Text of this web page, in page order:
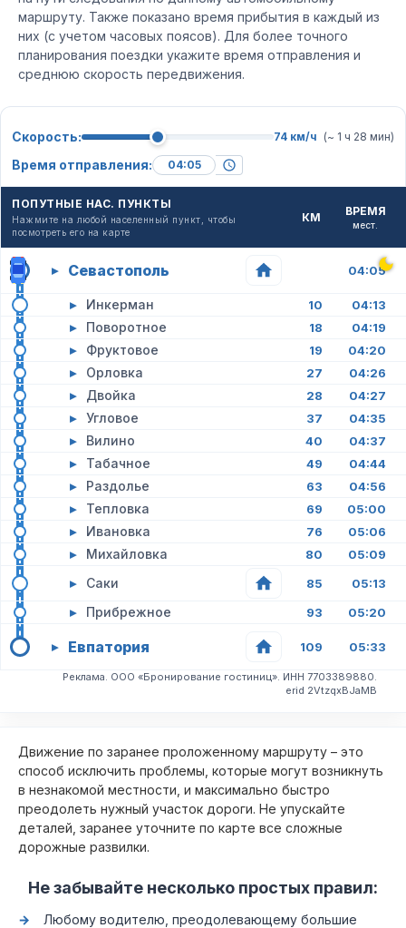
маршруту. Также показано время прибытия в каждый из
них (с учетом часовых поясов). Для более точного
планирования поездки укажите время отправления и
среднюю скорость передвижения.
Скорость: 74 км/ч (~ 1 ч 28 мин)
Время отправления:
ПОПУТНЫЕ НАС. ПУНКТЫ
Нажмите на любой населенный пункт, чтобы
посмотреть его на карте
КМ ВРЕМЯ
мест.
▸ Севастополь 04:05
▸ Инкерман 10 04:13
▸ Поворотное 18 04:19
▸ Фруктовое 19 04:20
▸ Орловка 27 04:26
▸ Двойка 28 04:27
▸ Угловое 37 04:35
▸ Вилино 40 04:37
▸ Табачное 49 04:44
▸ Раздолье 63 04:56
▸ Тепловка 69 05:00
▸ Ивановка 76 05:06
▸ Михайловка 80 05:09
▸ Саки 85 05:13
▸ Прибрежное 93 05:20
▸ Евпатория 109 05:33
Реклама. ООО «Бронирование гостиниц». ИНН 7703389880.
erid 2VtzqxBJaMB
Движение по заранее проложенному маршруту – это
способ исключить проблемы, которые могут возникнуть
в незнакомой местности, и максимально быстро
преодолеть нужный участок дороги. Не упускайте
деталей, заранее уточните по карте все сложные
дорожные развилки.
Не забывайте несколько простых правил:
Любому водителю, преодолевающему большие